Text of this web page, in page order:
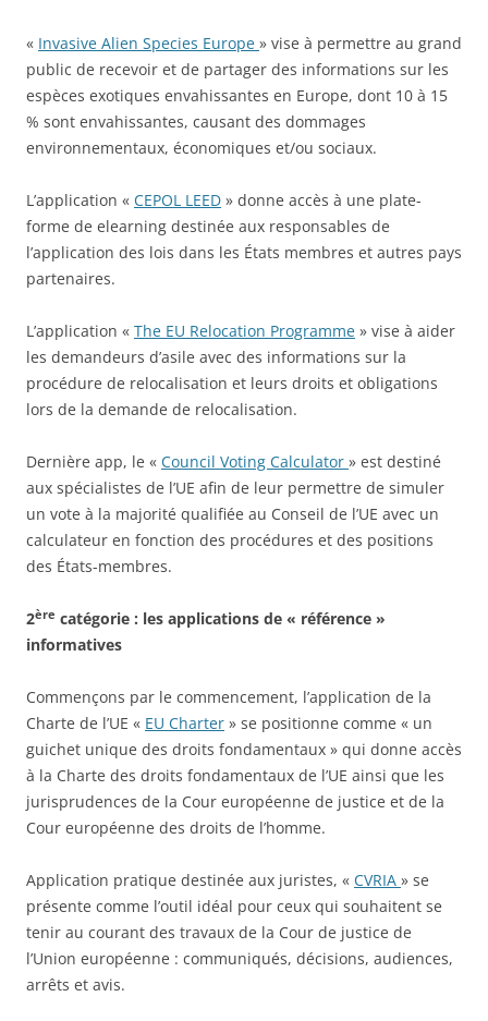
« Invasive Alien Species Europe » vise à permettre au grand
public de recevoir et de partager des informations sur les
espèces exotiques envahissantes en Europe, dont 10 à 15
% sont envahissantes, causant des dommages
environnementaux, économiques et/ou sociaux.
L’application « CEPOL LEED » donne accès à une plate-
forme de elearning destinée aux responsables de
l’application des lois dans les États membres et autres pays
partenaires.
L’application « The EU Relocation Programme » vise à aider
les demandeurs d’asile avec des informations sur la
procédure de relocalisation et leurs droits et obligations
lors de la demande de relocalisation.
Dernière app, le « Council Voting Calculator » est destiné
aux spécialistes de l’UE afin de leur permettre de simuler
un vote à la majorité qualifiée au Conseil de l’UE avec un
calculateur en fonction des procédures et des positions
des États-membres.
2ère catégorie : les applications de « référence »
informatives
Commençons par le commencement, l’application de la
Charte de l’UE « EU Charter » se positionne comme « un
guichet unique des droits fondamentaux » qui donne accès
à la Charte des droits fondamentaux de l’UE ainsi que les
jurisprudences de la Cour européenne de justice et de la
Cour européenne des droits de l’homme.
Application pratique destinée aux juristes, « CVRIA » se
présente comme l’outil idéal pour ceux qui souhaitent se
tenir au courant des travaux de la Cour de justice de
l’Union européenne : communiqués, décisions, audiences,
arrêts et avis.